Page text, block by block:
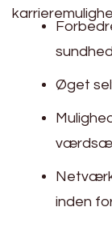
Øget
inden